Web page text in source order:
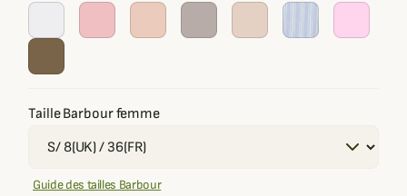
Taille Barbour femme
Guide des tailles Barbour